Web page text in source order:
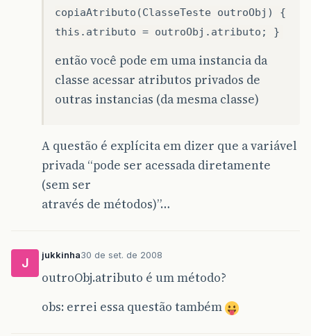
copiaAtributo(ClasseTeste outroObj) {
this.atributo = outroObj.atributo; }
então você pode em uma instancia da
classe acessar atributos privados de
outras instancias (da mesma classe)
A questão é explícita em dizer que a variável
privada “pode ser acessada diretamente
(sem ser
através de métodos)”…
J
jukkinha30 de set. de 2008
outroObj.atributo é um método?
obs: errei essa questão também